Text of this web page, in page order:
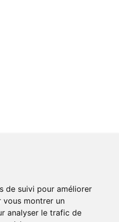
de suivi pour améliorer
montrer un
analyser le trafic de